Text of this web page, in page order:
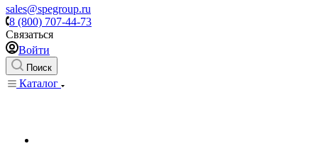
sales@spegroup.ru
8 (800) 707-44-73
Связаться
Войти
Поиск
Каталог